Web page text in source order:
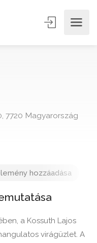
7720 Magyarország
hozzáadása
a Kossuth Lajos
virágüzlet. A